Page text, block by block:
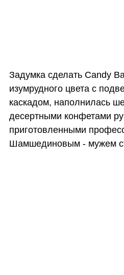
Задумка сделать Candy
изумрудного цвета с
каскадом, наполнилась
десертными конфетами
приготовленными
Шамшединовым - мужем